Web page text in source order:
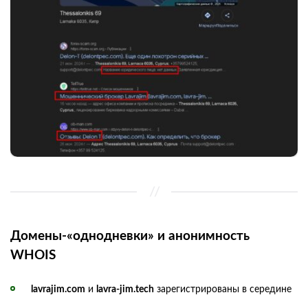
Домены-«однодневки» и анонимность
WHOIS
lavrajim.com и lavra‑jim.tech зарегистрированы в середине